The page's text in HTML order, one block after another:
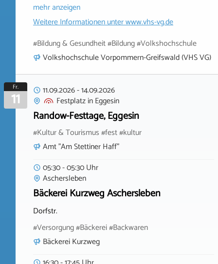
mehr anzeigen
Weitere Informationen unterwww.vhs-vg.de
#Bildung & Gesundheit #Bildung #Volkshochschule
Volkshochschule Vorpommern-Greifswald (VHS VG)
Fr.
11 11.09.2026-14.09.2026
FestplatzinEggesin
Randow-Festtage, Eggesin
#Kultur & Tourismus #fest #kultur
Amt "Am Stettiner Haff"
05:30 - 05:30 Uhr
Aschersleben
Bäckerei Kurzweg Aschersleben
Dorfstr.
#Versorgung #Bäckerei #Backwaren
Bäckerei Kurzweg